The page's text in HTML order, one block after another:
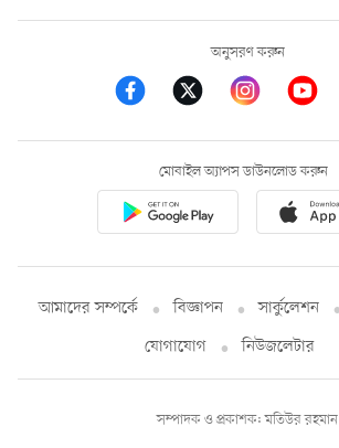
অনুসরণ করুন
মোবাইল অ্যাপস ডাউনলোড করুন
আমাদের সম্পর্কে বিজ্ঞাপন সার্কুলেশন
যোগাযোগ
নিউজলেটার
সম্পাদক ও প্রকাশক: মতিউর রহমান